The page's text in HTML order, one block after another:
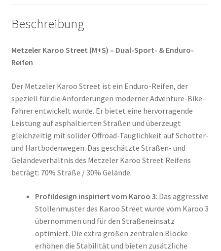
Beschreibung
Metzeler Karoo Street (M+S) – Dual-Sport- & Enduro-
Reifen
Der Metzeler Karoo Street ist ein Enduro-Reifen, der
speziell für die Anforderungen moderner Adventure-Bike-
Fahrer entwickelt wurde. Er bietet eine hervorragende
Leistung auf asphaltierten Straßen und überzeugt
gleichzeitig mit solider Offroad-Tauglichkeit auf Schotter-
und Hartbodenwegen. Das geschätzte Straßen- und
Geländeverhältnis des Metzeler Karoo Street Reifens
beträgt: 70% Straße / 30% Gelände.
Profildesign inspiriert vom Karoo 3: Das aggressive
Stollenmuster des Karoo Street wurde vom Karoo 3
übernommen und für den Straßeneinsatz
optimiert. Die extra großen zentralen Blöcke
erhöhen die Stabilität und bieten zusätzliche